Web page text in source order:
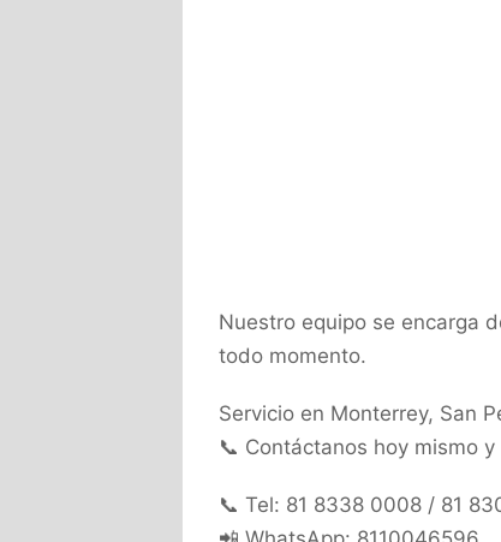
Nuestro equipo se encarga
todo momento.
Servicio en Monterrey, San
📞 Contáctanos hoy mismo
📞 Tel: 81 8338 0008 / 81